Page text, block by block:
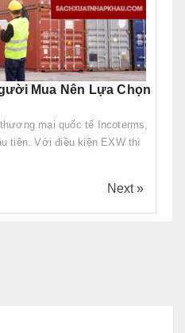
Mua Nên Lựa Chọn
mại quốc tế Incoterms,
tiên. Với điều kiện EXW thì
Next »